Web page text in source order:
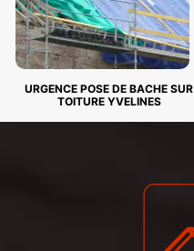
URGENCE POSE DE BACHE SUR
TOITURE YVELINES